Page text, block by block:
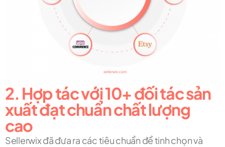
2. Hợp tác với 10+ đối tác sản
xuất đạt chuẩn chất lượng
cao
Sellerwix đã đưa ra các tiêu chuẩn để tinh chọn và